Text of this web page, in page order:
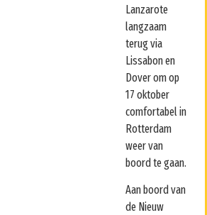
Lanzarote
langzaam
terug via
Lissabon en
Dover om op
17 oktober
comfortabel in
Rotterdam
weer van
boord te gaan.
Aan boord van
de Nieuw